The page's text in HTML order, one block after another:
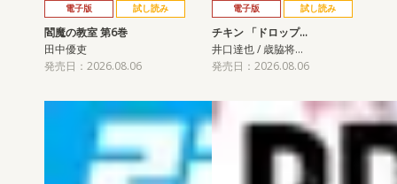
電子版 試し読み
閻魔の教室 第6巻
田中優吏
発売日：2026.08.06
電子版 試し読み
チキン 「ドロップ…
井口達也 / 歳脇将…
発売日：2026.08.06